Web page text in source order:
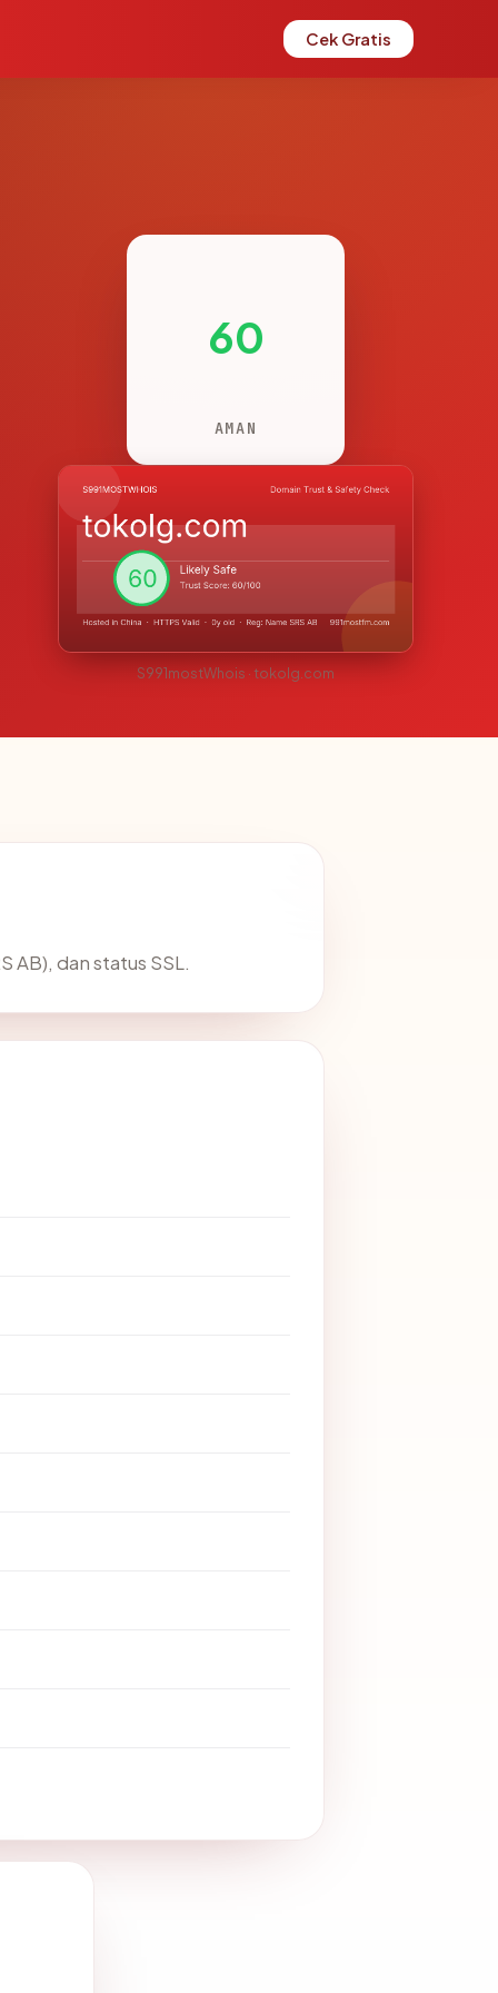
Cek Gratis
60
AMAN
S991mostWhois · tokolg.com
AB), dan status SSL.